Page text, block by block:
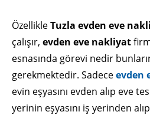
ÖzellikleTuzla evden eve
çalışır, evden eve nakliyat
esnasında görevi nedir
gerekmektedir. Sadeceevden
evin eşyasını evden alıp eve
yerinin eşyasını iş yerinden